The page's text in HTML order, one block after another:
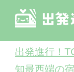
出発進行！
知最西端の